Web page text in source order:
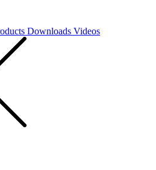
Downloads Videos